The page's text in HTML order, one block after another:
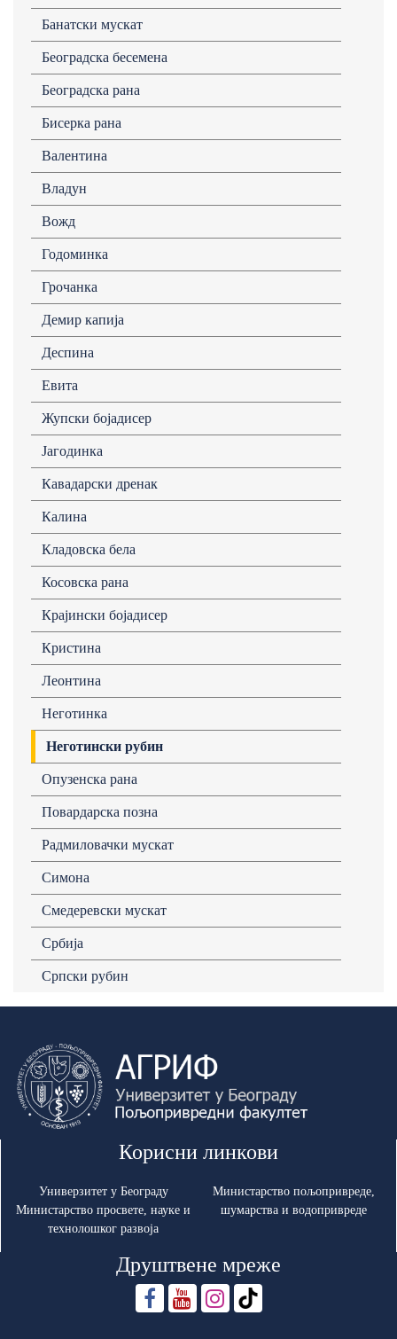
Банатски мускат
Београдска бесемена
Београдска рана
Бисерка рана
Валентина
Владун
Вожд
Годоминка
Грочанка
Демир капија
Деспина
Евита
Жупски бојадисер
Јагодинка
Кавадарски дренак
Калина
Кладовска бела
Косовска рана
Крајински бојадисер
Кристина
Леонтина
Неготинка
Неготински рубин
Опузенска рана
Повардарска позна
Радмиловачки мускат
Симона
Смедеревски мускат
Србија
Српски рубин
Корисни линкови
Универзитет у Београду
Министарство просвете, науке и
технолошког развоја
Министарство пољопривреде,
шумарства и водопривреде
Друштвене мреже